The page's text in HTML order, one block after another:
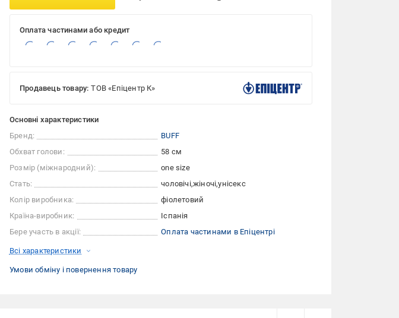
Оплата частинами або кредит
Продавець товару: ТОВ «Епіцентр К»
Основні характеристики
Бренд:
BUFF
Обхват голови:
58 см
Розмір (міжнародний):
one size
Стать:
чоловічі жіночі унісекс
Колір виробника:
фіолетовий
Країна-виробник:
Іспанія
Бере участь в акції:
Оплата частинами в Епіцентрі
Всі характеристики
Умови обміну і повернення товару